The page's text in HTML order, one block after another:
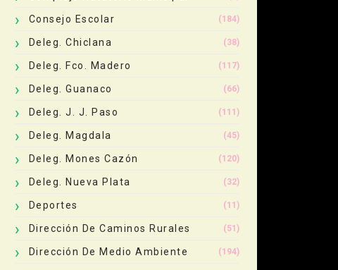
Consejo Escolar (184)
Deleg. Chiclana (38)
Deleg. Fco. Madero (117)
Deleg. Guanaco (66)
Deleg. J. J. Paso (111)
Deleg. Magdala (45)
Deleg. Mones Cazón (120)
Deleg. Nueva Plata (32)
Deportes (11)
Dirección De Caminos Rurales (51)
Dirección De Medio Ambiente (194)